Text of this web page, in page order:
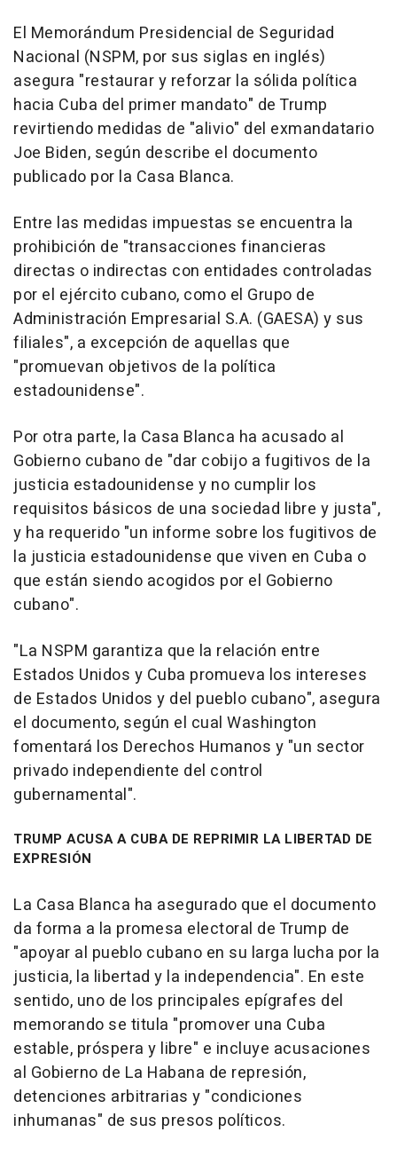
El Memorándum Presidencial de Seguridad
Nacional (NSPM, por sus siglas en inglés)
asegura "restaurar y reforzar la sólida política
hacia Cuba del primer mandato" de Trump
revirtiendo medidas de "alivio" del exmandatario
Joe Biden, según describe el documento
publicado por la Casa Blanca.
Entre las medidas impuestas se encuentra la
prohibición de "transacciones financieras
directas o indirectas con entidades controladas
por el ejército cubano, como el Grupo de
Administración Empresarial S.A. (GAESA) y sus
filiales", a excepción de aquellas que
"promuevan objetivos de la política
estadounidense".
Por otra parte, la Casa Blanca ha acusado al
Gobierno cubano de "dar cobijo a fugitivos de la
justicia estadounidense y no cumplir los
requisitos básicos de una sociedad libre y justa",
y ha requerido "un informe sobre los fugitivos de
la justicia estadounidense que viven en Cuba o
que están siendo acogidos por el Gobierno
cubano".
"La NSPM garantiza que la relación entre
Estados Unidos y Cuba promueva los intereses
de Estados Unidos y del pueblo cubano", asegura
el documento, según el cual Washington
fomentará los Derechos Humanos y "un sector
privado independiente del control
gubernamental".
TRUMP ACUSA A CUBA DE REPRIMIR LA LIBERTAD DE
EXPRESIÓN
La Casa Blanca ha asegurado que el documento
da forma a la promesa electoral de Trump de
"apoyar al pueblo cubano en su larga lucha por la
justicia, la libertad y la independencia". En este
sentido, uno de los principales epígrafes del
memorando se titula "promover una Cuba
estable, próspera y libre" e incluye acusaciones
al Gobierno de La Habana de represión,
detenciones arbitrarias y "condiciones
inhumanas" de sus presos políticos.